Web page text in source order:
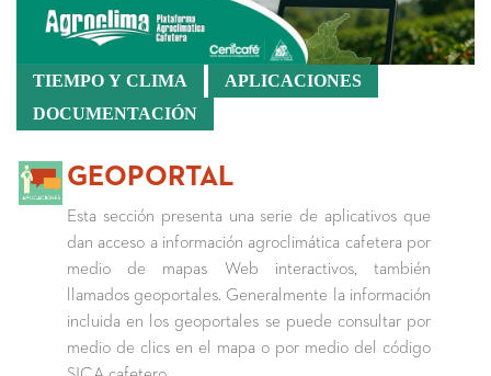
TIEMPO Y CLIMA
APLICACIONES
DOCUMENTACIÓN
GEOPORTAL
Esta sección presenta una serie de aplicativos que
dan acceso a información agroclimática cafetera por
medio de mapas Web interactivos, también
llamados geoportales. Generalmente la información
incluida en los geoportales se puede consultar por
medio de clics en el mapa o por medio del código